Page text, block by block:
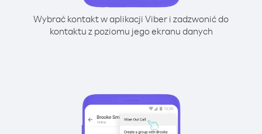
Wybrać kontakt w aplikacji Viber i zadzwonić do
kontaktu z poziomu jego ekranu danych